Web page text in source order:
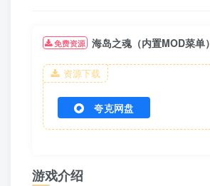
免费资源 海岛之魂（内置MOD菜单）
资源下载
夸克网盘
游戏介绍